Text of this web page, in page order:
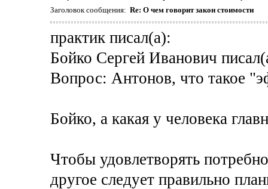
Заголовок сообщения: Re: О чем говорит закон стоимости
практик писал(а):
Бойко Сергей Иванович
Вопрос: Антонов, что такое
Бойко, а какая у человека
Чтобы удовлетворять
другое следует правильно